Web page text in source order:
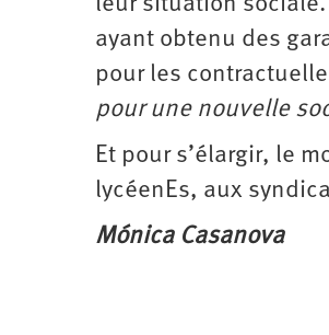
leur situation sociale.
ayant obtenu des
pour les
pour une nouvelle
Et pour s’élargir, le
lycéenEs, aux
Mónica Casanova